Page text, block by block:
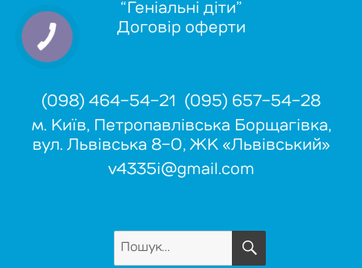
“Геніальні діти”
Договір оферти
(098) 464-54-21 (095) 657-54-28
м. Київ, Петропавлівська Борщагівка,
вул. Львівська 8-О, ЖК «Львівський»
v4335i@gmail.com
Пошук
ШУКАТИ